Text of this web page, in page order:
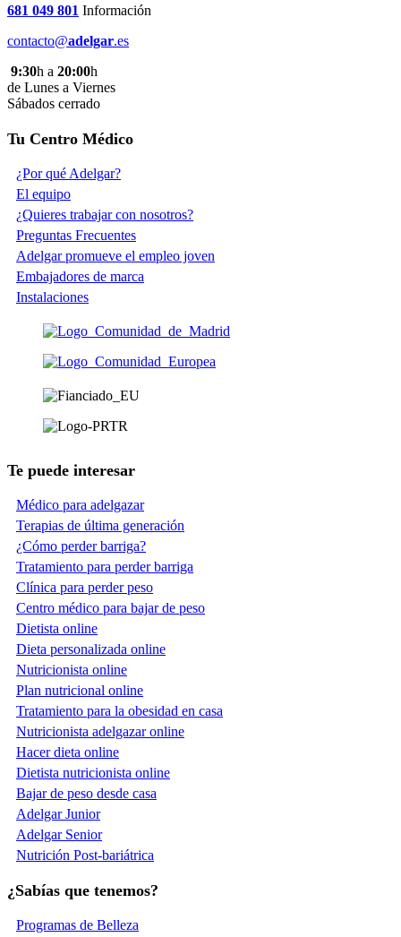
681 049 801 Información
contacto@adelgar.es
9:30h a 20:00h
de Lunes a Viernes
Sábados cerrado
Tu Centro Médico
¿Por qué Adelgar?
El equipo
¿Quieres trabajar con nosotros?
Preguntas Frecuentes
Adelgar promueve el empleo joven
Embajadores de marca
Instalaciones
Te puede interesar
Médico para adelgazar
Terapias de última generación
¿Cómo perder barriga?
Tratamiento para perder barriga
Clínica para perder peso
Centro médico para bajar de peso
Dietista online
Dieta personalizada online
Nutricionista online
Plan nutricional online
Tratamiento para la obesidad en casa
Nutricionista adelgazar online
Hacer dieta online
Dietista nutricionista online
Bajar de peso desde casa
Adelgar Junior
Adelgar Senior
Nutrición Post-bariátrica
¿Sabías que tenemos?
Programas de Belleza